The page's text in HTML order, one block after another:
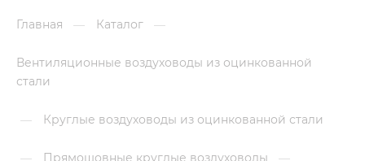
Главная — Каталог —
Вентиляционные воздуховоды из оцинкованной
стали
— Круглые воздуховоды из оцинкованной стали
Прямошовные круглые воздуховоды